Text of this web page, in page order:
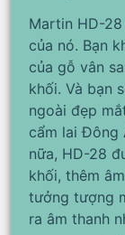
Martin HD-
của nó. Bạn
của gỗ vân
khối. Và bạn
ngoài đẹp
cẩm lai Đông
nữa, HD-28
khối, thêm
tưởng tượng
ra âm thanh